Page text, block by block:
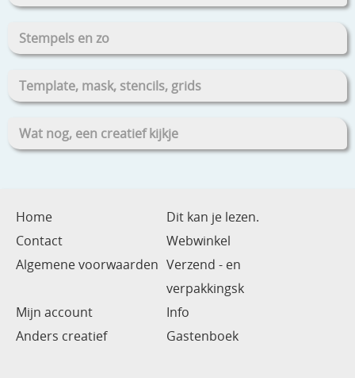
Stempels en zo
Template, mask, stencils, grids
Wat nog, een creatief kijkje
Home
Dit kan je lezen.
Contact
Webwinkel
Algemene voorwaarden Verzend - en
verpakkingsk
Mijn account
Info
Anders creatief
Gastenboek